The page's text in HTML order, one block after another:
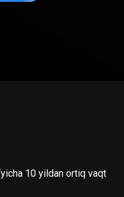
10 yildan ortiq vaqt